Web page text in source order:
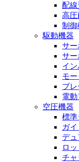
配
高圧
制
駆動機器
サ
サー
イン
モ
ブ
電
空圧機器
標
ガ
デ
ロ
チャ